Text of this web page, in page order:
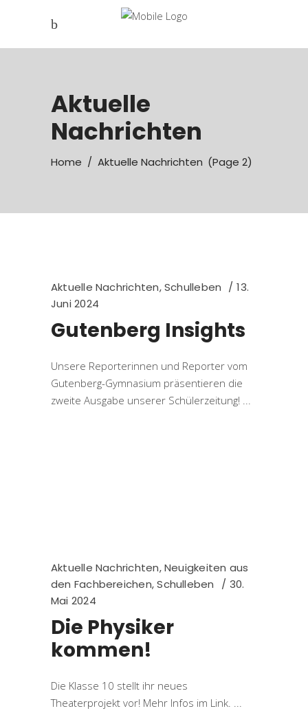
Aktuelle
Nachrichten
Home / Aktuelle Nachrichten (Page 2)
Aktuelle Nachrichten,Schulleben
13.
Juni 2024
Gutenberg Insights
Unsere Reporterinnen und Reporter vom
Gutenberg-Gymnasium präsentieren die
zweite Ausgabe unserer Schülerzeitung!
Aktuelle Nachrichten,Neuigkeiten aus
den Fachbereichen,Schulleben
30.
Mai 2024
Die Physiker
kommen!
Die Klasse 10 stellt ihr neues
Theaterprojekt vor! Mehr Infos im Link.